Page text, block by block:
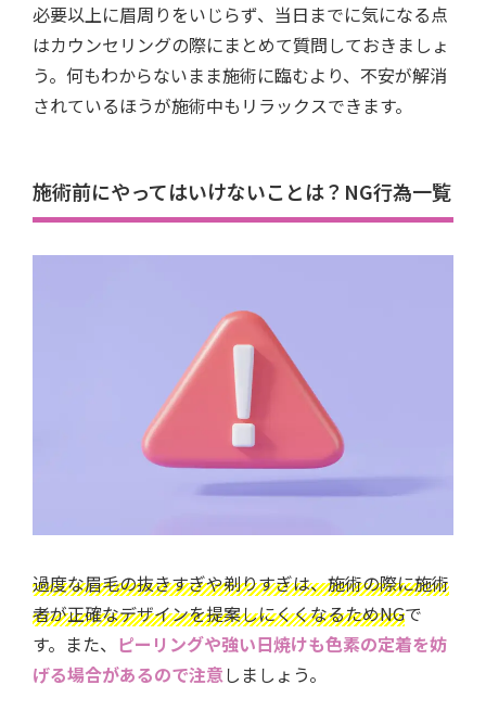
必要以上に眉周りをいじらず、当日までに気になる点
はカウンセリングの際にまとめて質問しておきましょ
う。何もわからないまま施術に臨むより、不安が解消
されているほうが施術中もリラックスできます。
施術前にやってはいけないことは？NG行為一覧
過度な眉毛の抜きすぎや剃りすぎは、施術の際に施術
者が正確なデザインを提案しにくくなるためNGで
す。また、 ピーリングや強い日焼けも色素の定着を妨
げる場合があるので注意しましょう。